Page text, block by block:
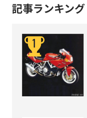
記事ランキング